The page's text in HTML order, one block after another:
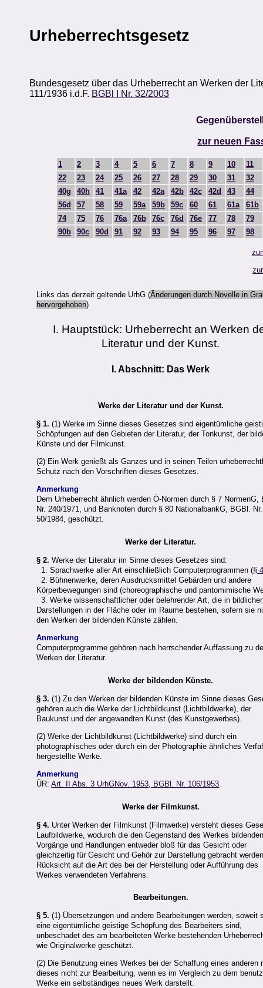
Urheberrechtsgesetz
Bundesgesetz über das Urheberrecht an Werken der
111/1936 i.d.F. BGBl I Nr. 32/2003
zur neuen
1 2 3 4 5 6 7 8 9 10
11
22
23 24 25 26 27 28 29 30 31
32
40g
40h 41 41a 42 42a 42b 42c 42d 43
44
56d
57 58 59 59a 59b 59c 60 61 61a
61b
74
75 76 76a 76b 76c 76d 76e 77 78
79
90b
90c 90d 91 92 93 94 95 96 97 98
Links das derzeit geltende UrhG (Änderungen durch Novelle in
hervorgehoben)
I. Hauptstück: Urheberrecht an Werken
Literatur und der Kunst.
I. Abschnitt: Das Werk
Werke der Literatur und der Kunst.
§ 1. (1) Werke im Sinne dieses Gesetzes sind eigentümliche
Schöpfungen auf den Gebieten der Literatur, der Tonkunst, der
Künste und der Filmkunst.
(2) Ein Werk genießt als Ganzes und in seinen Teilen
Schutz nach den Vorschriften dieses Gesetzes.
Anmerkung
Dem Urheberrecht ähnlich werden Ö-Normen durch § 7 NormenG,
Nr. 240/1971, und Banknoten durch § 80 NationalbankG, BGBl. Nr.
50/1984, geschützt.
Werke der Literatur.
§ 2. Werke der Literatur im Sinne dieses Gesetzes sind:
1. Sprachwerke aller Art einschließlich Computerprogrammen (§
2. Bühnenwerke, deren Ausdrucksmittel Gebärden und andere
Körperbewegungen sind (choreographische und pantomimische
3. Werke wissenschaftlicher oder belehrender Art, die in
Darstellungen in der Fläche oder im Raume bestehen, sofern sie
den Werken der bildenden Künste zählen.
Anmerkung
Computerprogramme gehören nach herrschender Auffassung zu
Werken der Literatur.
Werke der bildenden Künste.
§ 3. (1) Zu den Werken der bildenden Künste im Sinne dieses
gehören auch die Werke der Lichtbildkunst (Lichtbildwerke), der
Baukunst und der angewandten Kunst (des Kunstgewerbes).
(2) Werke der Lichtbildkunst (Lichtbildwerke) sind durch ein
photographisches oder durch ein der Photographie ähnliches
hergestellte Werke.
Anmerkung
ÜR:Art. II Abs. 3 UrhGNov. 1953, BGBl. Nr. 106/1953.
Werke der Filmkunst.
§ 4. Unter Werken der Filmkunst (Filmwerke) versteht dieses
Laufbildwerke, wodurch die den Gegenstand des Werkes
Vorgänge und Handlungen entweder bloß für das Gesicht oder
gleichzeitig für Gesicht und Gehör zur Darstellung gebracht
Rücksicht auf die Art des bei der Herstellung oder Aufführung des
Werkes verwendeten Verfahrens.
Bearbeitungen.
§ 5. (1) Übersetzungen und andere Bearbeitungen werden, soweit
eine eigentümliche geistige Schöpfung des Bearbeiters sind,
unbeschadet des am bearbeiteten Werke bestehenden
wie Originalwerke geschützt.
(2) Die Benutzung eines Werkes bei der Schaffung eines anderen
dieses nicht zur Bearbeitung, wenn es im Vergleich zu dem
Werke ein selbständiges neues Werk darstellt.